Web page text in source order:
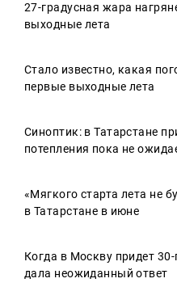
27-градусная жара
выходные лета
Стало известно, какая
первые выходные лета
Синоптик: в Татарстане
потепления пока не
«Мягкого старта лета не
в Татарстане в июне
Когда в Москву придет
дала неожиданный ответ